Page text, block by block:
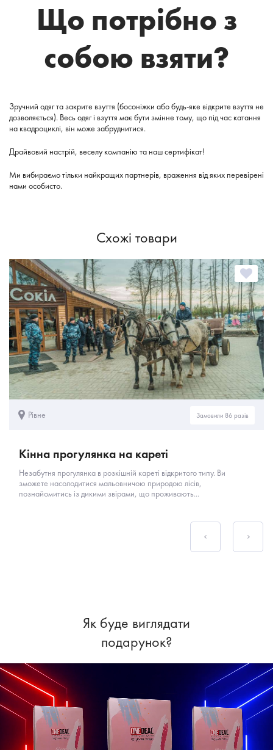
Що потрібно з
собою взяти?
Зручний одяг та закрите взуття (босоніжки або будь-яке відкрите взуття не
дозволяється). Весь одяг і взуття має бути змінне тому, що під час катання
на квадроциклі, він може забруднитися.
Драйвовий настрій, веселу компанію та наш сертифікат!
Ми вибираємо тільки найкращих партнерів, враження від яких перевірені
нами особисто.
Схожі товари
Рівне Замовили 86 разів
Кінна прогулянка на кареті
Незабутня прогулянка в розкішній кареті відкритого типу. Ви
зможете насолодитися мальовничою природою лісів,
познайомитись із дикими звірами, що проживають...
Як буде виглядати
подарунок?